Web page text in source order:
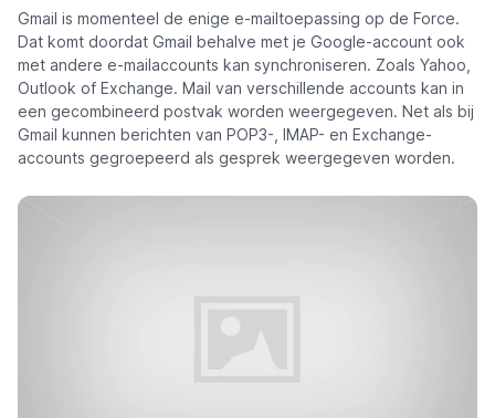
Gmail is momenteel de enige e-mailtoepassing op de Force.
Dat komt doordat Gmail behalve met je Google-account ook
met andere e-mailaccounts kan synchroniseren. Zoals Yahoo,
Outlook of Exchange. Mail van verschillende accounts kan in
een gecombineerd postvak worden weergegeven. Net als bij
Gmail kunnen berichten van POP3-, IMAP- en Exchange-
accounts gegroepeerd als gesprek weergegeven worden.